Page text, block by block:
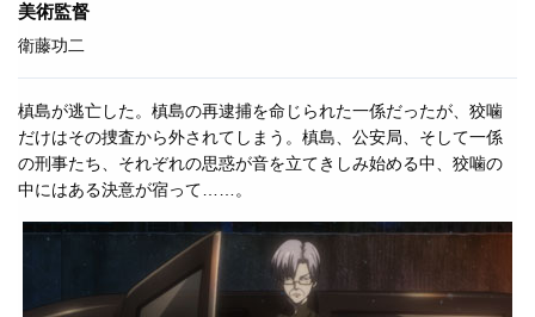
美術監督
衛藤功二
槙島が逃亡した。槙島の再逮捕を命じられた一係だったが、狡噛
だけはその捜査から外されてしまう。槙島、公安局、そして一係
の刑事たち、それぞれの思惑が音を立てきしみ始める中、狡噛の
中にはある決意が宿って……。